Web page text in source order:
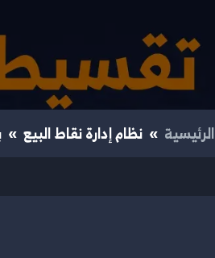
الرئيسية نظام إدارة نقاط البيع